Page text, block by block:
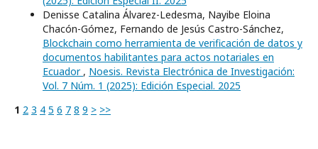
Denisse Catalina Álvarez-Ledesma, Nayibe Eloina
Chacón-Gómez, Fernando de Jesús Castro-Sánchez,
Blockchain como herramienta de verificación de datos y
documentos habilitantes para actos notariales en
Ecuador , Noesis. Revista Electrónica de Investigación:
Vol. 7 Núm. 1 (2025): Edición Especial. 2025
1 2 3 4 5 6 7 8 9 > >>